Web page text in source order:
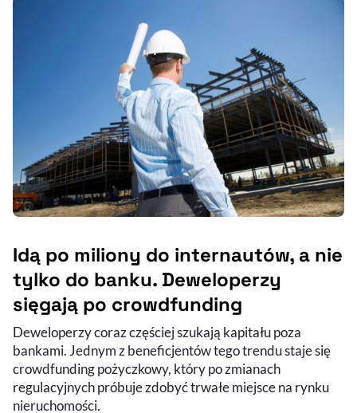
Idą po miliony do internautów, a nie
tylko do banku. Deweloperzy
sięgają po crowdfunding
Deweloperzy coraz częściej szukają kapitału poza
bankami. Jednym z beneficjentów tego trendu staje się
crowdfunding pożyczkowy, który po zmianach
regulacyjnych próbuje zdobyć trwałe miejsce na rynku
nieruchomości.